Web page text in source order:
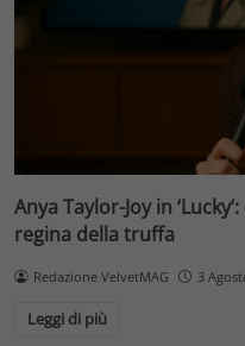
Anya Taylor-Joy in
regina della truffa
Redazione VelvetMAG 3
Leggi di più